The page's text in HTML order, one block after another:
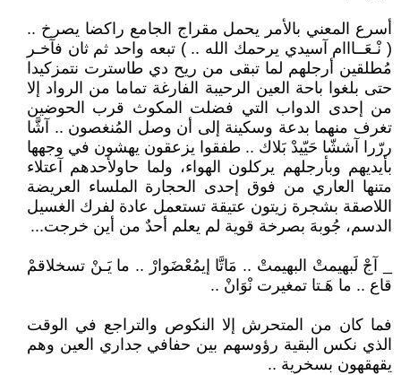
أسرع المعني بالأمر يحمل مقراج الجامع راكضا يصرخ ..
( نْـعَــااام آسيدي يرحمك الله .. ) تبعه واحد ثم ثان فآخـر
مُطلقين أرجلهم لما تبقى من ريح دي طاسترت نتمزكيدا
حتى بلغوا باحة العين الرحيبة الفارغة تماما من الرواد إلا
من إحدى الدواب التي فضلت المكوث قرب الحوضين
تغرف منهما بدعة وسكينة إلى أن وصل المُنغصون .. آشَّا
ررّرا آششّا حَيّيدْ بَلاك .. طفقوا يزعقون يهشون في وجهها
بأيديهم وبأرجلهم يركلون الهواء، ولما حاولأحدهم آعتلاء
متنها العاري من فوق إحدى الحجارة الملساء العريضة
اللاصقة بشجرة زيتون عتيقة تستعمل عادة لفرك الغسيل
الدسم، جُوبهَ بصرخة قوية لم يعلم أحدٌ من أين خرجت...
_ آجْ لَبهيمتْ البهيمتْ .. مَاتَّا إيمُعْضَوارْ .. ما يَـنْ تسخلاقمْ
قاع .. ما هَـتا تمغيرت نْوَانْ ..
فما كان من المتحرش إلا النكوص والتراجع في الوقت
الذي نكس البقية رؤوسهم بين حفافي جداري العين وهم
يقهقهون بسخرية ..